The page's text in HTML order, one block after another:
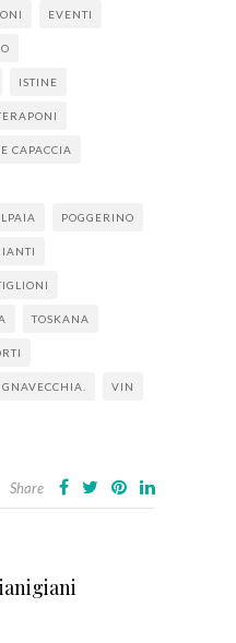
EVENTI
ISTINE
CAPACCIA
POGGERINO
TOSKANA
VIN
Share